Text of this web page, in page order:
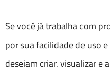
Se você já trabalha com
por sua facilidade de uso